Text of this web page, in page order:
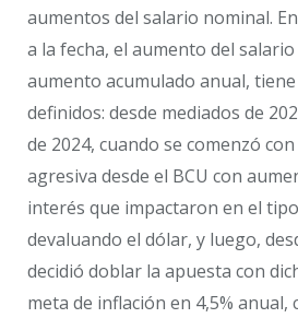
aumentos del salario nominal.
a la fecha, el aumento del
aumento acumulado anual,
definidos: desde mediados de
de 2024, cuando se comenzó
agresiva desde el BCU con
interés que impactaron en el
devaluando el dólar, y luego,
decidió doblar la apuesta con
meta de inflación en 4,5% anual,